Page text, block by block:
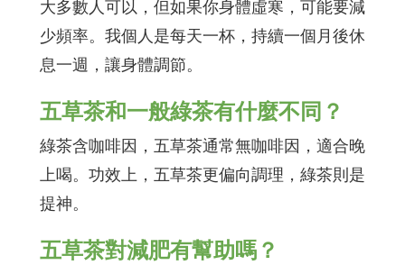
大多數人可以，但如果你身體虛寒，可能要減
少頻率。我個人是每天一杯，持續一個月後休
息一週，讓身體調節。
五草茶和一般綠茶有什麼不同？
綠茶含咖啡因，五草茶通常無咖啡因，適合晚
上喝。功效上，五草茶更偏向調理，綠茶則是
提神。
五草茶對減肥有幫助嗎？